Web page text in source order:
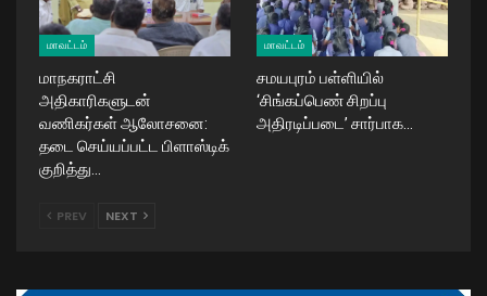
மாவட்டம்
மாநகராட்சி
அதிகாரிகளுடன்
வணிகர்கள் ஆலோசனை:
தடை செய்யப்பட்ட பிளாஸ்டிக்
குறித்து…
மாவட்டம்
சமயபுரம் பள்ளியில்
‘சிங்கப்பெண் சிறப்பு
அதிரடிப்படை’ சார்பாக…
PREV NEXT